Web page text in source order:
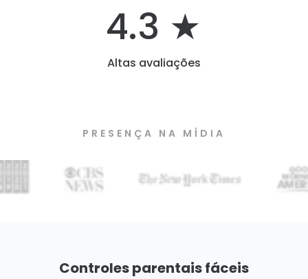
4.3 ★
Altas avaliações
PRESENÇA NA MÍDIA
Controles parentais fáceis